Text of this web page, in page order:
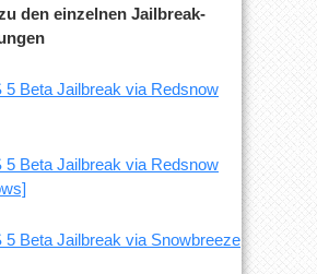
den einzelnen Jailbreak-
5 Beta Jailbreak via Redsnow
5 Beta Jailbreak via Redsnow
5 Beta Jailbreak via Snowbreeze